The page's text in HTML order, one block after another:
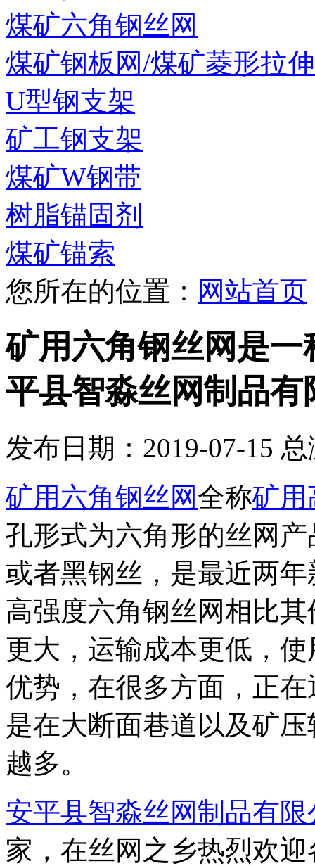
煤矿六角钢丝网
煤矿钢板网/煤矿菱形拉
U型钢支架
矿工钢支架
煤矿W钢带
树脂锚固剂
煤矿锚索
您所在的位置： 网站首页
矿用六角钢丝网是
平县智淼丝网制品有
发布日期：2019-07-15
矿用六角钢丝网全称矿用
孔形式为六角形的丝网
或者黑钢丝，是最近两
高强度六角钢丝网相比
更大，运输成本更低，
优势，在很多方面，正
是在大断面巷道以及矿
越多。
安平县智淼丝网制品有限
家，在丝网之乡热烈欢